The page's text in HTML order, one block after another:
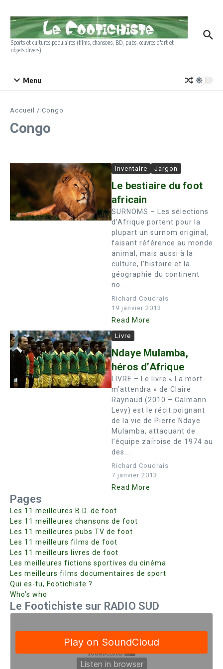
Sports et cultures populaires (films, chansons, BD, pubs, œuvres d'art et
objets divers)
Menu
Accueil / Congo
Congo
Inventaire Jargon
Le bestiaire du foot
africain
SURNOMS – Les sélections
d’Afrique portent pour la
plupart un surnom original,
faisant référence au monde
animal, mais aussi à la
culture, l’histoire et la
géographie du continent
no...
Richard Coudrais
19 janvier 2013
Read More
Livre
Ndaye Mulamba,
héros d’Afrique
LIVRE – Le livre « La mort
m’attendra » de Claire
Raynaud (2010 – Calmann
Levy) est le récit poignant
de la vie de Pierre Ndaye
Mulamba, attaquant de
l’équipe zaïroise de 1974 au
des...
Richard Coudrais
7 janvier 2013
Read More
Pages
Les 11 meilleures B.D. de foot
Les 11 meilleures chansons de foot
Les 11 meilleures pubs TV de foot
Les 11 meilleurs films de foot
Les 11 meilleurs livres de foot
Les meilleures fictions sportives du cinéma
Les meilleurs films documentaires de sport
Qui es-tu, Footichiste ?
Who’s who
Le Footichiste sur RADIO SUD